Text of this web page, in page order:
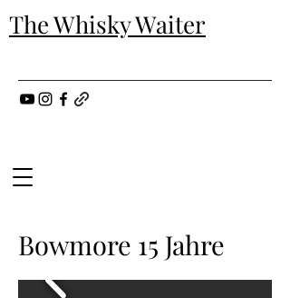
The Whisky Waiter
Bowmore 15 Jahre